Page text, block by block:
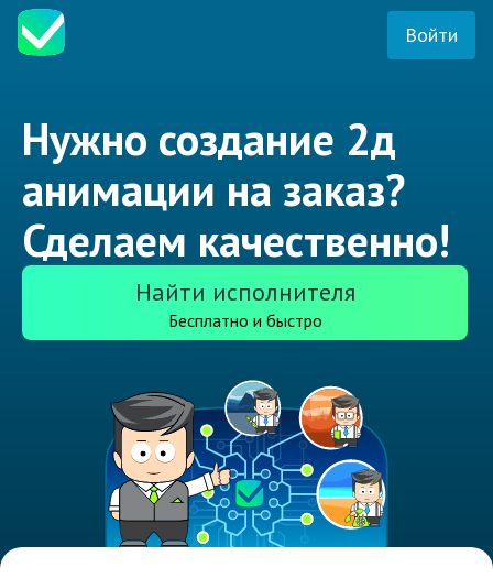
Войти
Нужно создание 2д
анимации на заказ?
Сделаем качественно!
Найти исполнителя
Бесплатно и быстро